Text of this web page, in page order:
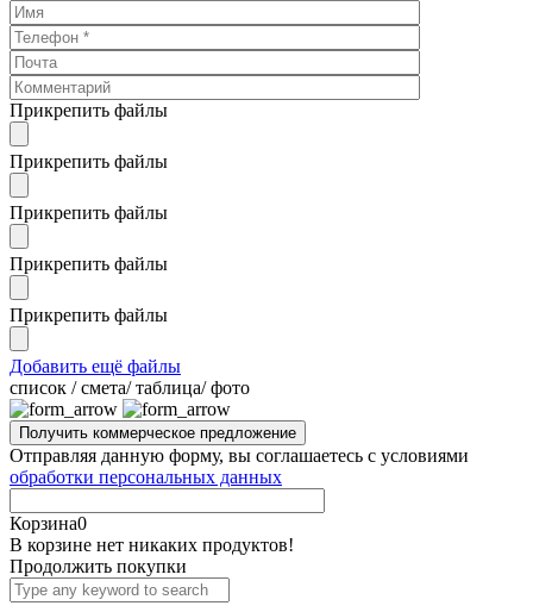
Прикрепить файлы
Прикрепить файлы
Прикрепить файлы
Прикрепить файлы
Прикрепить файлы
Добавить ещё файлы
cписок / смета/ таблица/ фото
Отправляя данную форму, вы соглашаетесь с условиями
обработки персональных данных
Корзина0
В корзине нет никаких продуктов!
Продолжить покупки